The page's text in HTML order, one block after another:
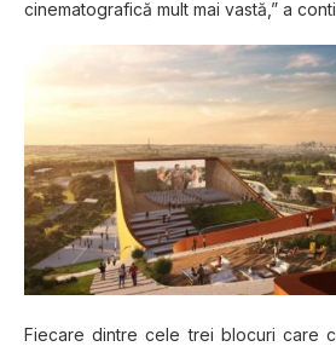
cinematografică mult mаі vаѕtă,” a
Fіесаrе dіntrе сеlе trei blосurі саrе